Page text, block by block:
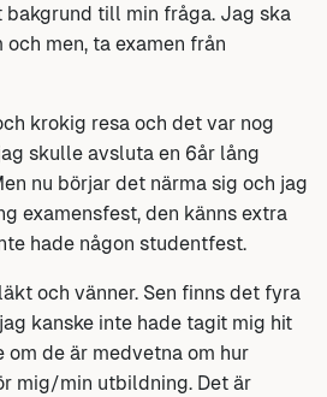
till min fråga. Jag ska
men, ta examen från
krokig resa och det var nog
skulle avsluta en 6år lång
nu börjar det närma sig och jag
examensfest, den känns extra
hade någon studentfest.
och vänner. Sen finns det fyra
kanske inte hade tagit mig hit
om de är medvetna om hur
mig/min utbildning. Det är